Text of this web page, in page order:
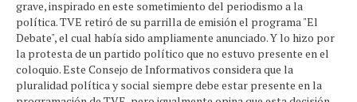
grave, inspirado en este sometimiento del periodismo a la
política. TVE retiró de su parrilla de emisión el programa "El
Debate", el cual había sido ampliamente anunciado. Y lo hizo por
la protesta de un partido político que no estuvo presente en el
coloquio. Este Consejo de Informativos considera que la
pluralidad política y social siempre debe estar presente en la